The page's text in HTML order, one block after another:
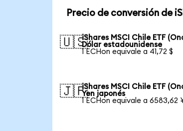
Precio de conversión de
🇺🇸iShares MSCI Chile ETF
Dólar estadounidense
1 ECHon equivale a 41,72 $
🇯🇵iShares MSCI Chile ETF
Yen japonés
1 ECHon equivale a 6583,62